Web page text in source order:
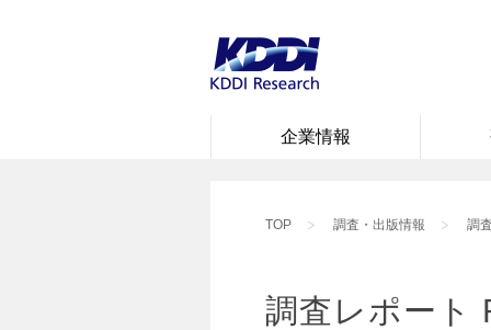
企業情報
TOP 調査・出版情報 調
調査レポート